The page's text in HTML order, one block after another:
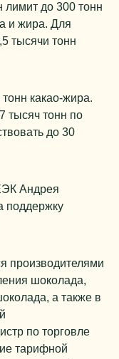
лимит до 300 тонн
и жира. Для
тысячи тонн
какао-жира.
тысяч тонн по
до 30
Андрея
поддержку
производителями
шоколада,
а также в
по торговле
тарифной